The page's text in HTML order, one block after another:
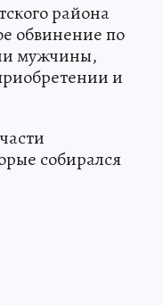
района
обвинение по
мужчины,
и
собирался